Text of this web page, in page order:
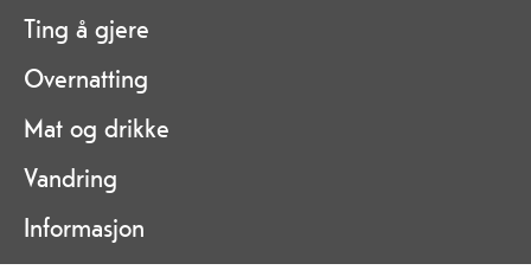
Ting å gjere
Overnatting
Mat og drikke
Vandring
Informasjon